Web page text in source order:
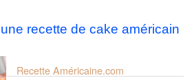
recette de cake américain
Recette Américaine.com